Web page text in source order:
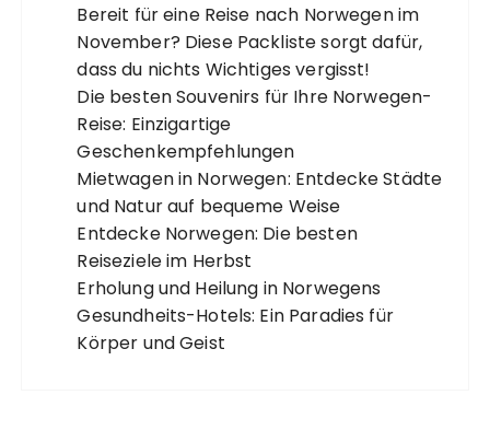
Bereit für eine Reise nach Norwegen im
November? Diese Packliste sorgt dafür,
dass du nichts Wichtiges vergisst!
Die besten Souvenirs für Ihre Norwegen-
Reise: Einzigartige
Geschenkempfehlungen
Mietwagen in Norwegen: Entdecke Städte
und Natur auf bequeme Weise
Entdecke Norwegen: Die besten
Reiseziele im Herbst
Erholung und Heilung in Norwegens
Gesundheits-Hotels: Ein Paradies für
Körper und Geist